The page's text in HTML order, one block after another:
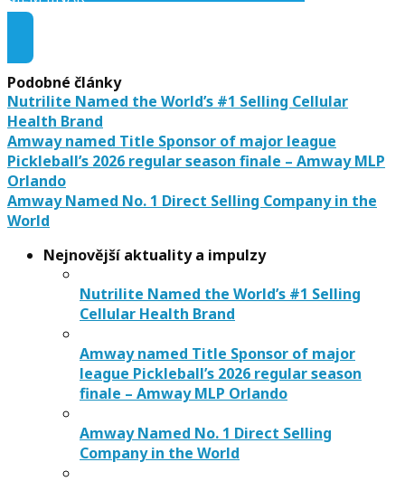
Audio ke stažení
Podobné články
Nutrilite Named the World’s #1 Selling Cellular
Health Brand
Amway named Title Sponsor of major league
Pickleball’s 2026 regular season finale – Amway MLP
Orlando
Amway Named No. 1 Direct Selling Company in the
World
Nejnovější aktuality a impulzy
Nutrilite Named the World’s #1 Selling
Cellular Health Brand
Amway named Title Sponsor of major
league Pickleball’s 2026 regular season
finale – Amway MLP Orlando
Amway Named No. 1 Direct Selling
Company in the World